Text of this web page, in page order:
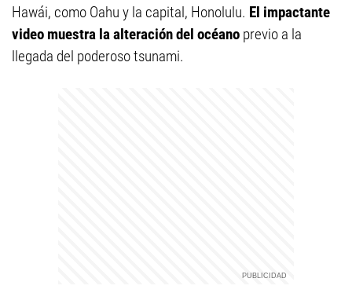
Hawái, como Oahu y la capital, Honolulu. El impactante
video muestra la alteración del océano previo a la
llegada del poderoso tsunami.